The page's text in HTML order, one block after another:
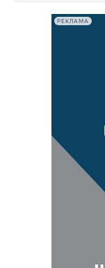
РЕКЛАМА